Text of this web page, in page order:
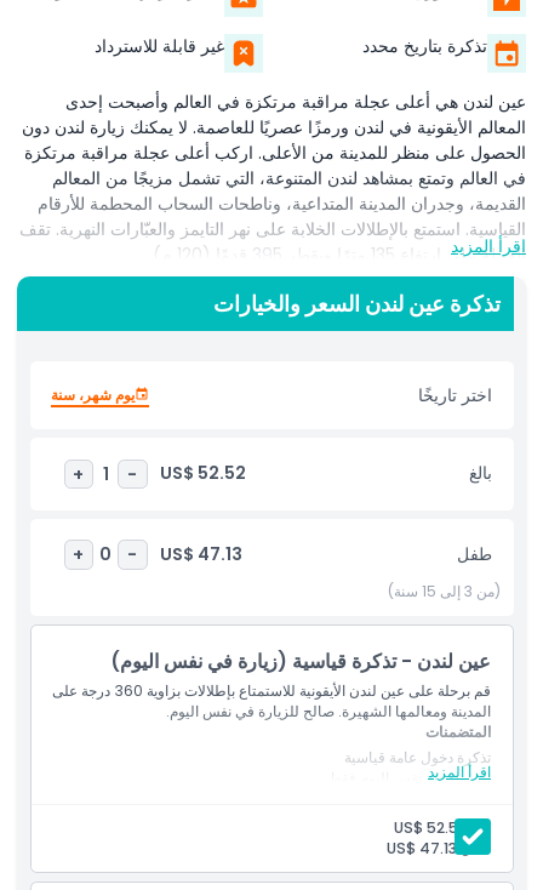
تذكرة بتاريخ محدد غير قابلة للاسترداد
عين لندن هي أعلى عجلة مراقبة مرتكزة في العالم وأصبحت إحدى
المعالم الأيقونية في لندن ورمزًا عصريًا للعاصمة. لا يمكنك زيارة لندن دون
الحصول على منظر للمدينة من الأعلى. اركب أعلى عجلة مراقبة مرتكزة
في العالم وتمتع بمشاهد لندن المتنوعة، التي تشمل مزيجًا من المعالم
القديمة، وجدران المدينة المتداعية، وناطحات السحاب المحطمة للأرقام
القياسية. استمتع بالإطلالات الخلابة على نهر التايمز والعبّارات النهرية. تقف
العجلة على ارتفاع 135 مترًا وبقطر 395 قدمًا (120 م).
بمجرد شراء التذاكر ووصولك إلى الموقع ستقع مقابل بيغ بن ومباني
البرلمان، وستحصل على إطلالات مذهلة على كاتدرائية القديس بولس،
للمعالم. اركب الكبينة الزجاجية المكيفة وشاهد العاصمة الواسعة وهي
عن المعالم الشهيرة مثل كاتدرائية القديس بولس وبيغ بن كما تظهر على
توجد شاشات تعمل باللمس تفاعلية متناثرة حول كل كبينة لمساعدتك على
استكشاف وتحديد المعالم، حتى الجواهر الأقل شهرة. بعد رحلتك، توجه
لأربع دقائق يجلب المدينة إلى الحياة عبر الفيديو والمؤثرات الخاصة بما في
ذلك الفقاعات والروائح.
المتضمنات
الموقع
اقرأ المزيد
تذكرة عين لندن السعر والخيارات
اختر تاريخًا يوم شهر، سنة
بالغ US$ 52.52
-
1
+
طفل US$ 47.13
-
0
+
(من 3 إلى 15 سنة)
عين لندن - تذكرة قياسية (زيارة في نفس اليوم)
قم برحلة على عين لندن الأيقونية للاستمتاع بإطلالات بزاوية 360 درجة على
المدينة ومعالمها الشهيرة. صالح للزيارة في نفس اليوم.
اقرأ المزيد
المتضمنات
تذكرة دخول عامة قياسية
الدخول في نفس اليوم فقط.
بالغ:
US$ 52.52
طفل: US$ 47.13